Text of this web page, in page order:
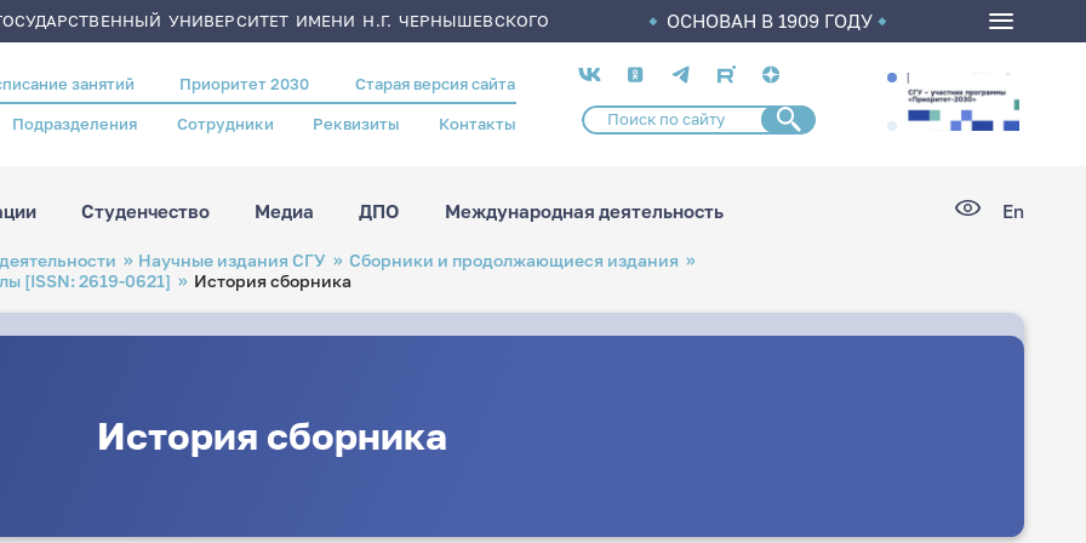
УНИВЕРСИТЕТ ИМЕНИ Н.Г. ЧЕРНЫШЕВСКОГО ОСНОВАН В 1909 ГОДУ
занятий Приоритет 2030 Старая версия сайта
Подразделения Сотрудники Реквизиты Контакты
Социальные
сети
Студенчество Медиа ДПО Международная деятельность En
Научные издания СГУ
Сборники и продолжающиеся издания
[ISSN: 2619-0621]
История сборника
История сборника